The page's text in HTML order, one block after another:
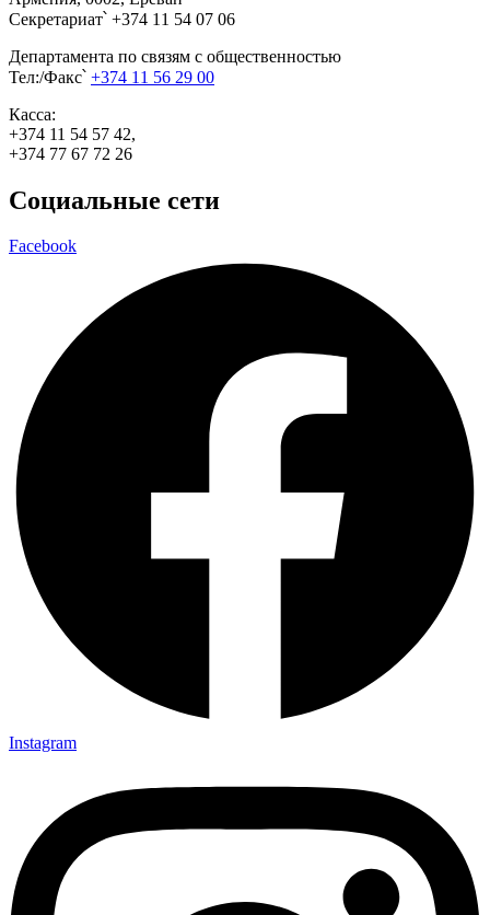
Секретариат՝ +374 11 54 07 06
Департамента по связям с общественностью
Тел:/Факс՝ +374 11 56 29 00
Касса:
+374 11 54 57 42,
+374 77 67 72 26
Социальные сети
Facebook
Instagram